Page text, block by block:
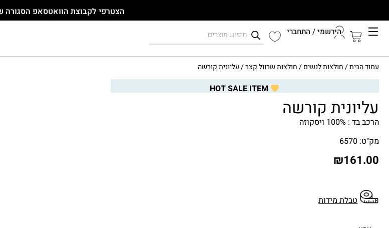
הצטרפי לקבוצת הוואטסאפ הסגורה
הירשמי / התחברי
עמוד הבית/חולצות לנשים/חולצות שרוול קצר/ עליונית קורשה
עליונית קורשה
הרכב בד : 100% ויסקוזה
מק"ט: 6570
₪161.00
טבלת מידות